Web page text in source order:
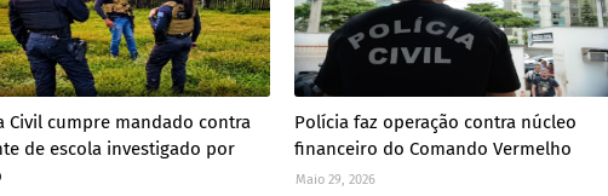
Civil cumpre mandado contra
de escola investigado por
Polícia faz operação contra núcleo
financeiro do Comando Vermelho
Maio 29, 2026